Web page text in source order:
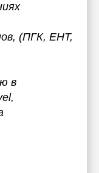
(ПГК, ЕНТ,
в